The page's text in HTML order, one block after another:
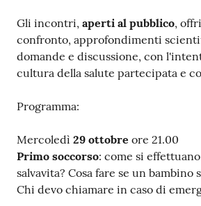
Gli incontri, aperti al pubblico,
confronto, approfondimenti
domande e discussione, con
cultura della salute partecipata e
Programma:
Mercoledì 29 ottobre ore 21.00
Primo soccorso: come si
salvavita? Cosa fare se un bambino
Chi devo chiamare in caso di